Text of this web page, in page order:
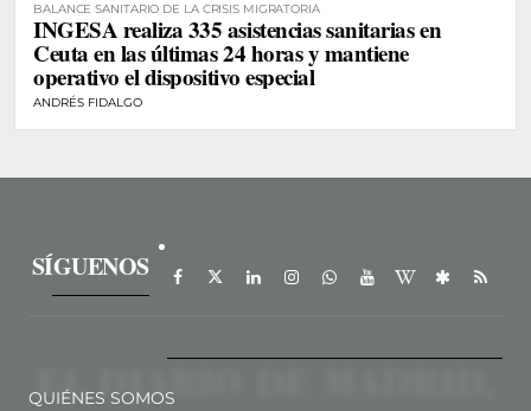
BALANCE SANITARIO DE LA CRISIS MIGRATORIA
INGESA realiza 335 asistencias sanitarias en
Ceuta en las últimas 24 horas y mantiene
operativo el dispositivo especial
ANDRÉS FIDALGO
SÍGUENOS
QUIÉNES SOMOS